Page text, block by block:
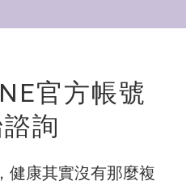
官方帳號
詢
健康其實沒有那麼複